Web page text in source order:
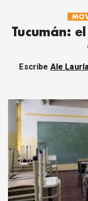
Tucumán:
Escribe Ale